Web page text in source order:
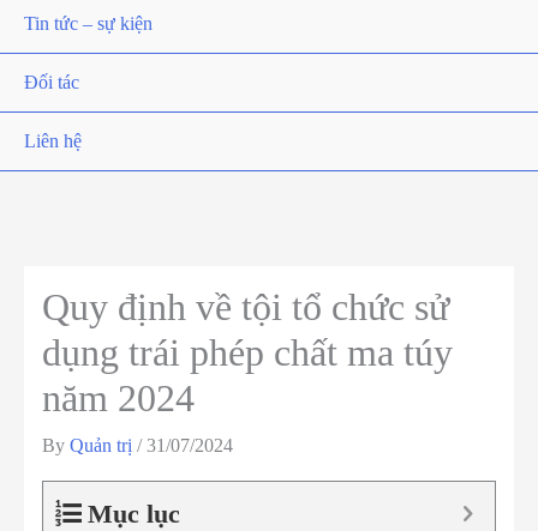
Tin tức – sự kiện
Đối tác
Liên hệ
Quy định về tội tổ chức sử
dụng trái phép chất ma túy
năm 2024
By Quản trị /31/07/2024
Mục lục